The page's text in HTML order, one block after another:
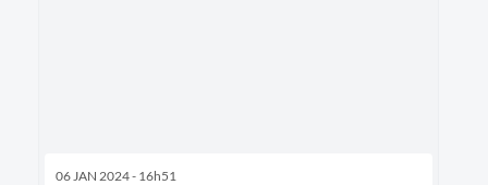
06 JAN 2024 - 16h51